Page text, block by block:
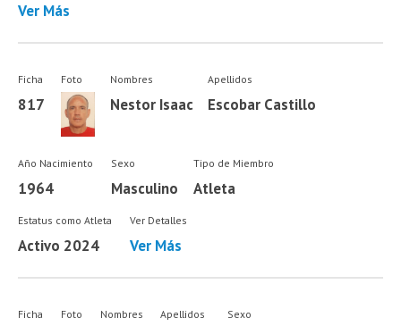
Ver Más
Ficha
817
Foto Nombres
Nestor Isaac
Apellidos
Escobar Castillo
Año Nacimiento
1964
Sexo
Masculino
Tipo de Miembro
Atleta
Estatus como Atleta
Activo 2024
Ver Detalles
Ver Más
Ficha Foto Nombres Apellidos Sexo